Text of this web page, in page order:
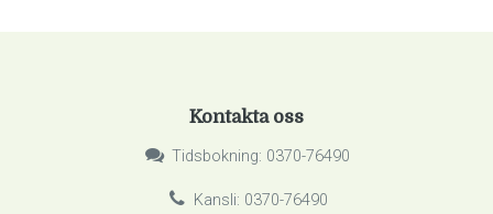
Kontakta oss
Tidsbokning: 0370-76490
Kansli: 0370-76490